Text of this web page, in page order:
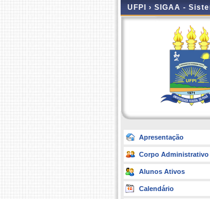
UFPI › SIGAA -
Apresentação
Corpo Administrativo
Alunos Ativos
Calendário